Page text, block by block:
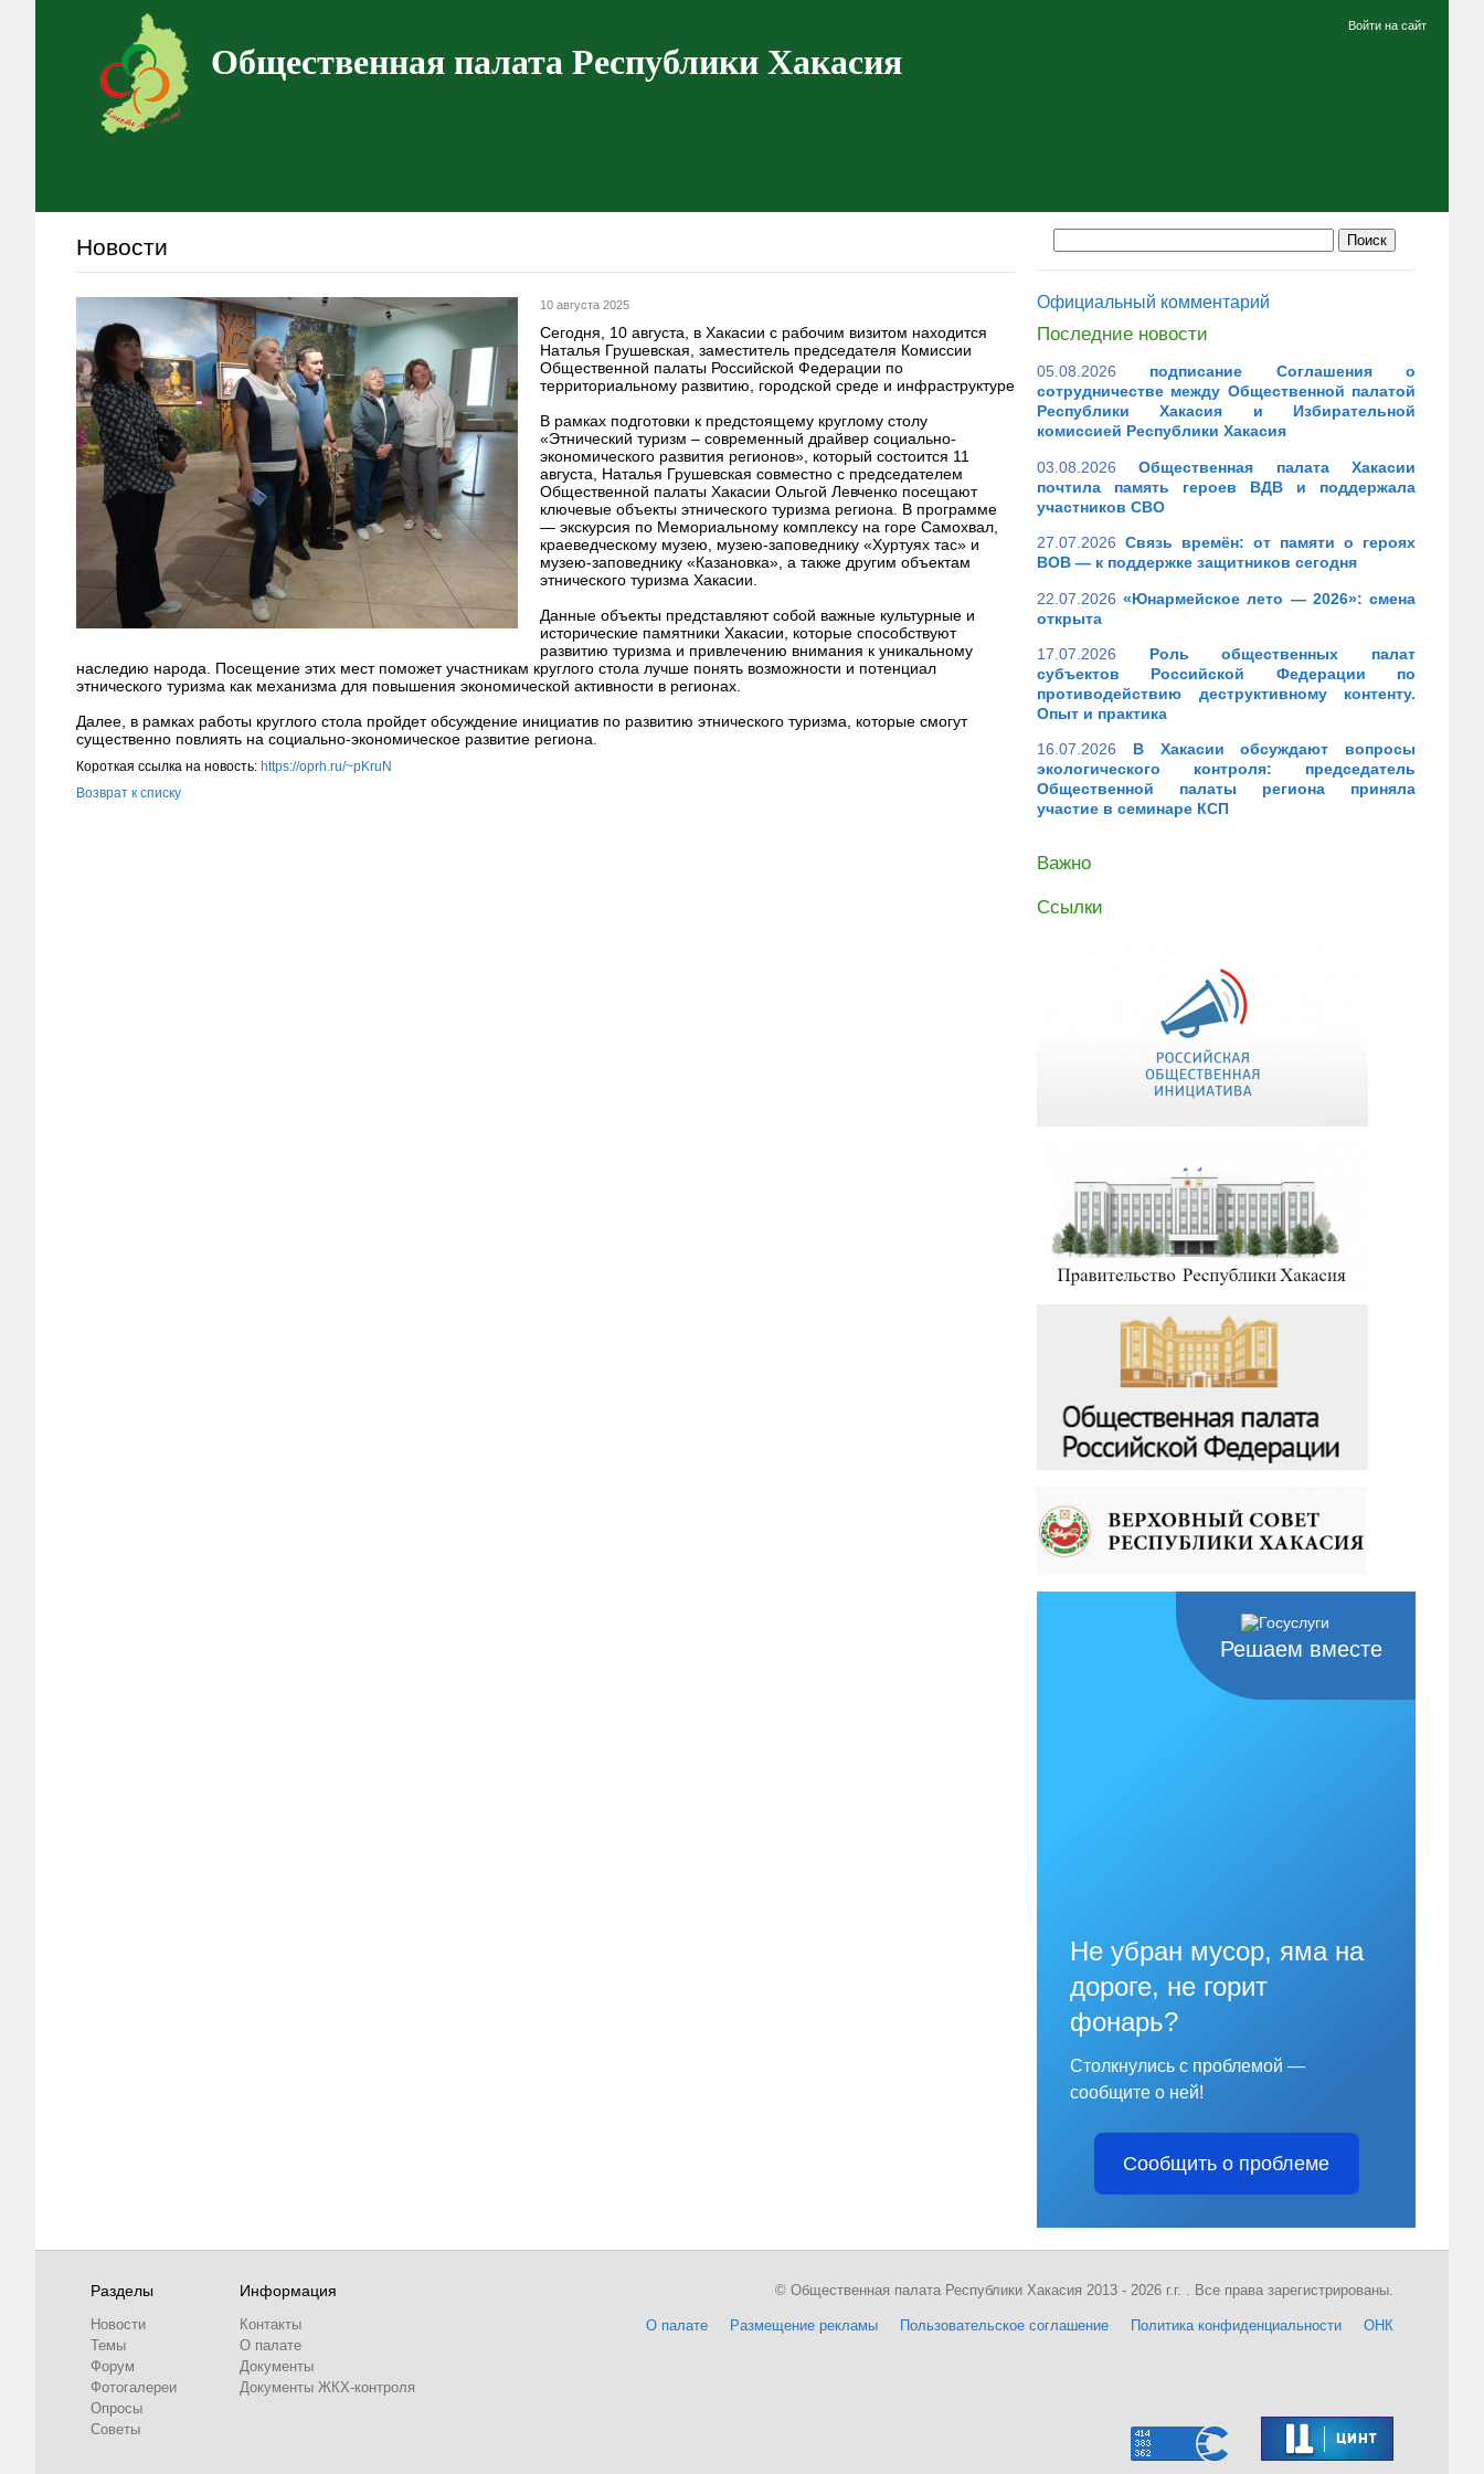
Общественная палата Республики Хакасия
Войти на сайт
Новости
10 августа 2025
Сегодня, 10 августа, в Хакасии с рабочим визитом находится
Наталья Грушевская, заместитель председателя Комиссии
Общественной палаты Российской Федерации по
территориальному развитию, городской среде и инфраструктуре
В рамках подготовки к предстоящему круглому столу
«Этнический туризм – современный драйвер социально-
экономического развития регионов», который состоится 11
августа, Наталья Грушевская совместно с председателем
Общественной палаты Хакасии Ольгой Левченко посещают
ключевые объекты этнического туризма региона. В программе
— экскурсия по Мемориальному комплексу на горе Самохвал,
краеведческому музею, музею-заповеднику «Хуртуях тас» и
музею-заповеднику «Казановка», а также другим объектам
этнического туризма Хакасии.
Данные объекты представляют собой важные культурные и
исторические памятники Хакасии, которые способствуют
развитию туризма и привлечению внимания к уникальному
наследию народа. Посещение этих мест поможет участникам круглого стола лучше понять возможности и потенциал
этнического туризма как механизма для повышения экономической активности в регионах.
Далее, в рамках работы круглого стола пройдет обсуждение инициатив по развитию этнического туризма, которые смогут
существенно повлиять на социально-экономическое развитие региона.
Короткая ссылка на новость: https://oprh.ru/~pKruN
Возврат к списку
Официальный комментарий
Последние новости
05.08.2026
подписание Соглашения о
сотрудничестве между Общественной палатой
Республики Хакасия и Избирательной
комиссией Республики Хакасия
03.08.2026
Общественная палата Хакасии
почтила память героев ВДВ и поддержала
участников СВО
27.07.2026 Связь времён: от памяти о героях
ВОВ — к поддержке защитников сегодня
22.07.2026 «Юнармейское лето — 2026»: смена
открыта
17.07.2026
Роль общественных палат
субъектов Российской Федерации по
противодействию деструктивному контенту.
Опыт и практика
16.07.2026
В Хакасии обсуждают вопросы
экологического контроля: председатель
Общественной палаты региона приняла
участие в семинаре КСП
Важно
Ссылки
Решаем вместе
Не убран мусор, яма на
дороге, не горит
фонарь?
Столкнулись с проблемой —
сообщите о ней!
Сообщить о проблеме
Разделы
Новости
Темы
Форум
Фотогалереи
Опросы
Советы
Информация
Контакты
О палате
Документы
Документы ЖКХ-контроля
О палате Размещение рекламы Пользовательское соглашение Политика конфиденциальности ОНК
© Общественная палата Республики Хакасия 2013 - 2026 г.г. . Все права зарегистрированы.